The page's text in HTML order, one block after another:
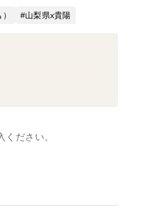
山梨県x貴陽
ださい。